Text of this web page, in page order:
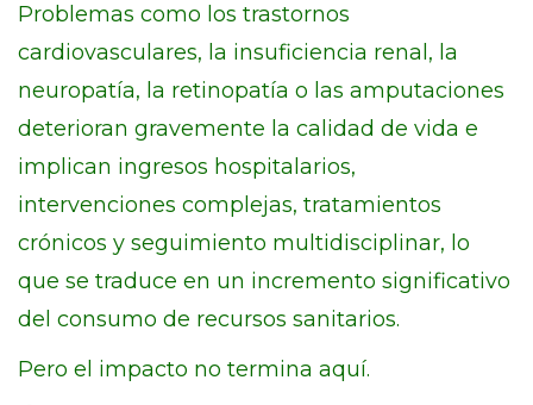
Problemas como los trastornos
cardiovasculares, la insuficiencia renal, la
neuropatía, la retinopatía o las amputaciones
deterioran gravemente la calidad de vida e
implican ingresos hospitalarios,
intervenciones complejas, tratamientos
crónicos y seguimiento multidisciplinar, lo
que se traduce en un incremento significativo
del consumo de recursos sanitarios.
Pero el impacto no termina aquí.